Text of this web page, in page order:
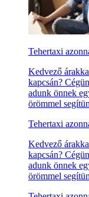
Tehertaxi
Kedvező
kapcsán?
adunk önnek
örömmel
Tehertaxi
Kedvező
kapcsán?
adunk önnek
örömmel